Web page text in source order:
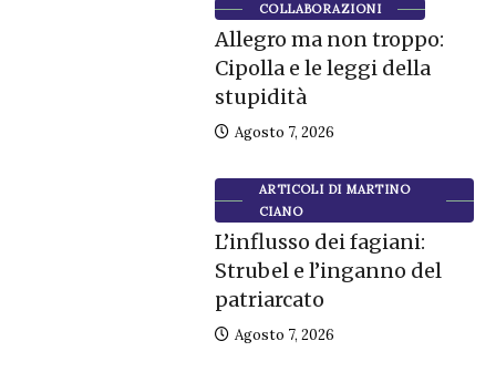
COLLABORAZIONI
Allegro ma non troppo:
Cipolla e le leggi della
stupidità
Agosto 7, 2026
ARTICOLI DI MARTINO
CIANO
L’influsso dei fagiani:
Strubel e l’inganno del
patriarcato
Agosto 7, 2026